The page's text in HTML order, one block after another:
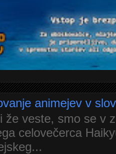
animejev v
že veste, smo se v
celovečerca